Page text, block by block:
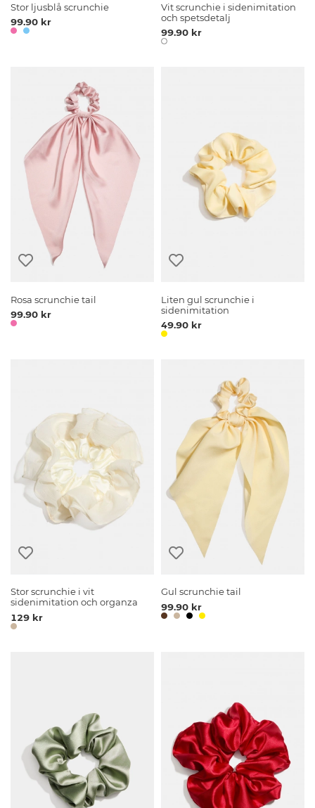
Stor ljusblå scrunchie
99.90 kr
Vit scrunchie i sidenimitation
och spetsdetalj
99.90 kr
Rosa scrunchie tail
99.90 kr
Liten gul scrunchie i
sidenimitation
49.90 kr
Stor scrunchie i vit
sidenimitation och organza
129 kr
Gul scrunchie tail
99.90 kr